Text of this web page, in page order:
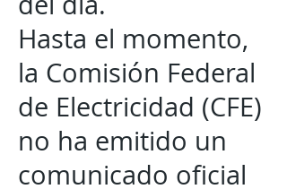
Hasta el momento,
la Comisión Federal
de Electricidad (CFE)
no ha emitido un
comunicado oficial